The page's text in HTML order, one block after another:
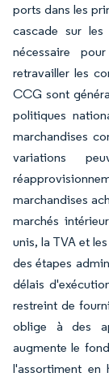
ports dans les
cascade sur
nécessaire
retravailler les
CCG sont
politiques
marchandises
variations
marchandises
marchés
unis, la TVA et
des étapes
délais
restreint de
oblige à des
augmente le
l'assortiment en